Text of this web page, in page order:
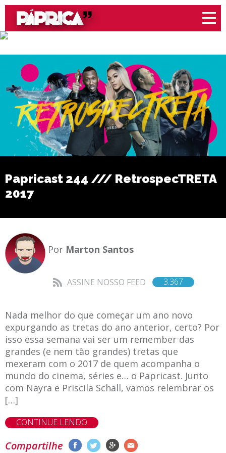
Papricast 244 /// RetrospecTRETA
2017
Por Marton Santos
ASSINE NOSSO FEED 3.367
Nada melhor do que começar um ano novo
expurgando as tretas do ano anterior, certo? Por
isso essa semana vai ser um remember das
grandes (e nem tão grandes) tretas que
mexeram com o 2017 de quem acompanha o
mundo do cinema, séries e… o Papricast. Junto
com Nayra e Priscila Schall, vamos relembrar os
[…]
CONTINUE LENDO
Compartilhe